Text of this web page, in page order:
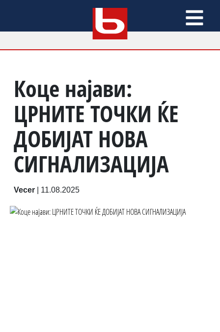
Коце најави:
ЦРНИТЕ ТОЧКИ ЌЕ
ДОБИЈАТ НОВА
СИГНАЛИЗАЦИЈА
Vecer 11.08.2025